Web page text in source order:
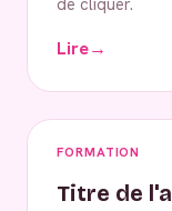
Lire→
FORMATION
Titre de